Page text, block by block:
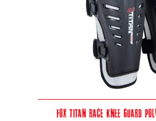
Fox Titan Race Knee Guard